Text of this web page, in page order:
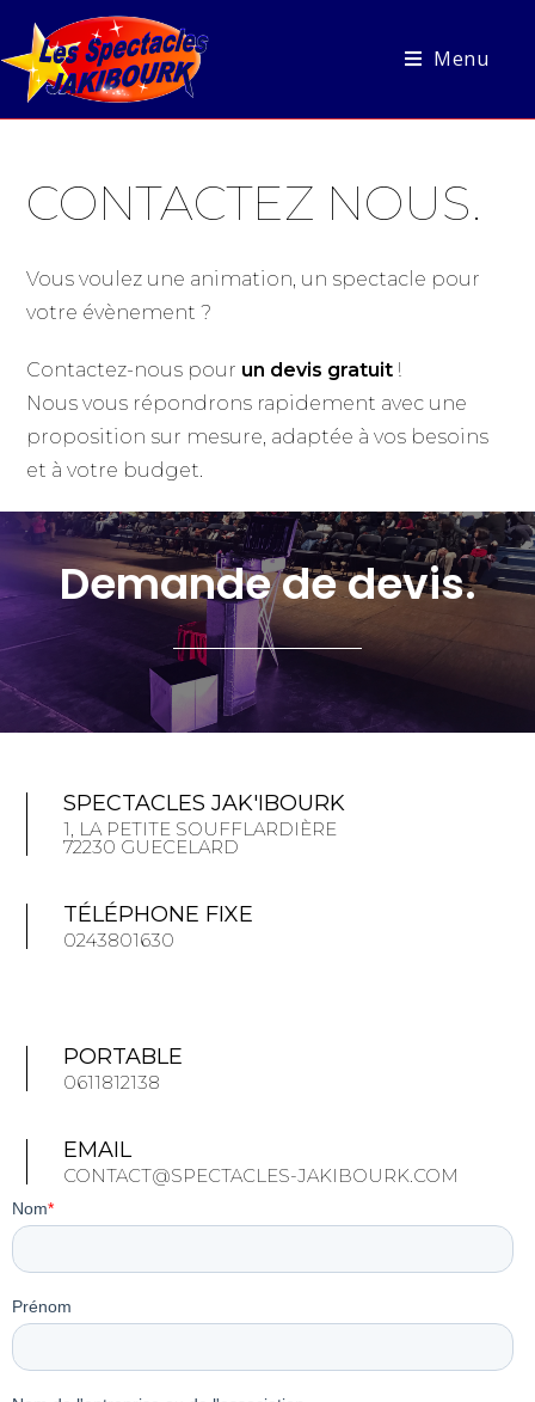
Menu
CONTACTEZ NOUS.
Vous voulez une animation, un spectacle pour
votre évènement ?
Contactez-nous pour un devis gratuit !
Nous vous répondrons rapidement avec une
proposition sur mesure, adaptée à vos besoins
et à votre budget.
Demande de devis.
SPECTACLES JAK'IBOURK
1, LA PETITE SOUFFLARDIÈRE
72230 GUECELARD
TÉLÉPHONE FIXE
0243801630
PORTABLE
0611812138
EMAIL
CONTACT@SPECTACLES-JAKIBOURK.COM